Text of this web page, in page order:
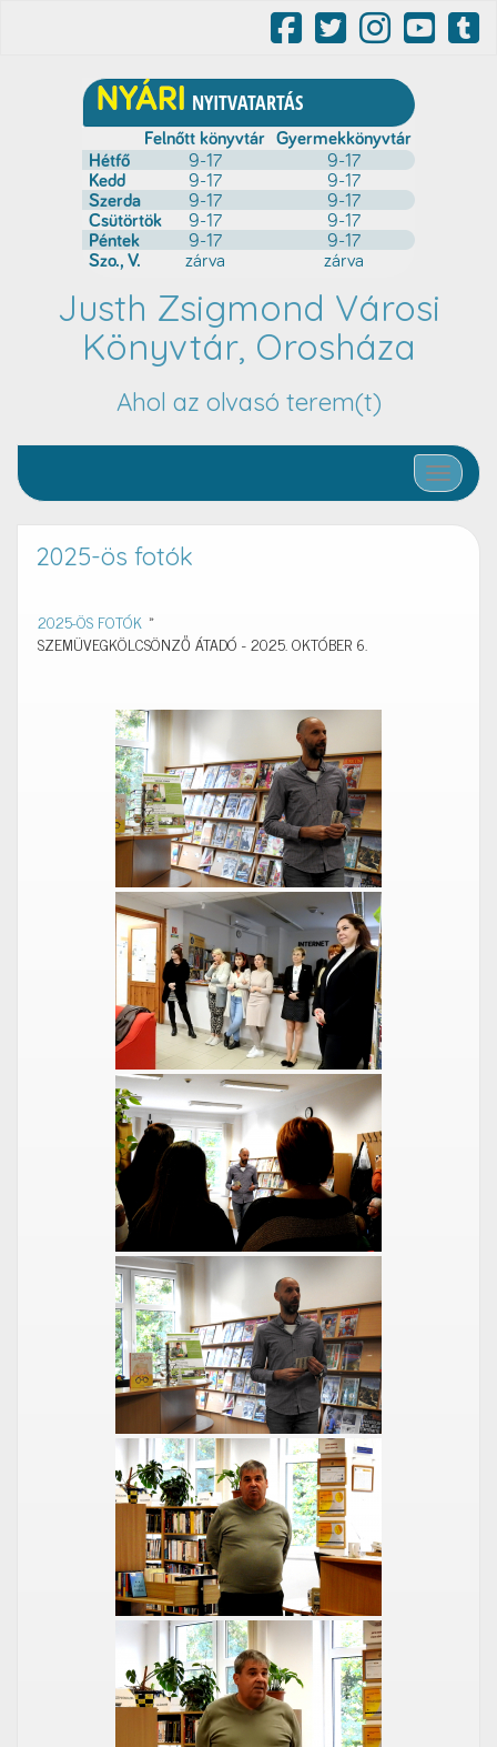
Justh Zsigmond Városi
Könyvtár, Orosháza
Ahol az olvasó terem(t)
Toggle
2025-ös fotók
2025-ÖS FOTÓK »
SZEMÜVEGKÖLCSÖNZŐ ÁTADÓ - 2025. OKTÓBER 6.